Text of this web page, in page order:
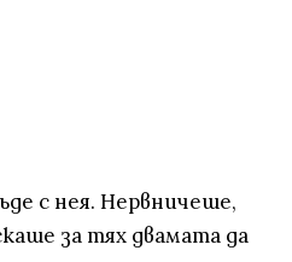
с нея. Нервничеше,
за тях двамата да